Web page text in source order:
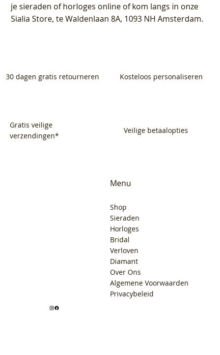
je sieraden of horloges online of kom langs in onze
Sialia Store, te Waldenlaan 8A, 1093 NH Amsterdam.
30 dagen gratis retourneren Kosteloos personaliseren
Gratis veilige
verzendingen*
Veilige betaalopties
Menu
Shop
Sieraden
Horloges
Bridal
Verloven
Diamant
Over Ons
Algemene Voorwaarden
Privacybeleid